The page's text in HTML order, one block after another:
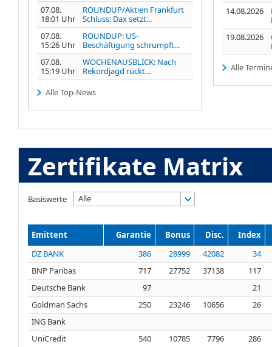
07.08.
18:01 Uhr
ROUNDUP/Aktien Frankfurt
Schluss: Dax setzt...
07.08.
15:26 Uhr
ROUNDUP: US-
Beschäftigung schrumpft...
07.08.
15:19 Uhr
WOCHENAUSBLICK: Nach
Rekordjagd rückt...
Alle Top-News
14.08.2026
19.08.2026
Alle
Zertifikate Matrix
Basiswerte Alle
Emittent Garantie Bonus Disc.
Index
DZ BANK
386 28999 42082
34
BNP Paribas
717 27752 37138
117
Deutsche Bank
97
21
Goldman Sachs
250 23246 10656
26
ING Bank
UniCredit
540 10785 7796
286